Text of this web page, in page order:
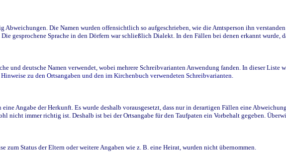
Abweichungen. Die Namen wurden offensichtlich so aufgeschrieben, wie die Amtsperson ihn
gesprochene Sprache in den Dörfern war schließlich Dialekt. In den Fällen bei denen erkannt
und deutsche Namen verwendet, wobei mehrere Schreibvarianten Anwendung fanden. In dieser Liste
zu den Ortsangaben und den im Kirchenbuch verwendeten Schreibvarianten.
Angabe der Herkunft. Es wurde deshalb vorausgesetzt, dass nur in derartigen Fällen eine
nicht immer richtig ist. Deshalb ist bei der Ortsangabe für den Taufpaten ein Vorbehalt gegeben.
zum Status der Eltern oder weitere Angaben wie z. B. eine Heirat, wurden nicht übernommen.